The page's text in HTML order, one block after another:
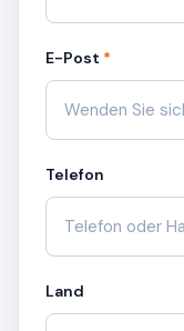
E-Post *
Telefon
Land